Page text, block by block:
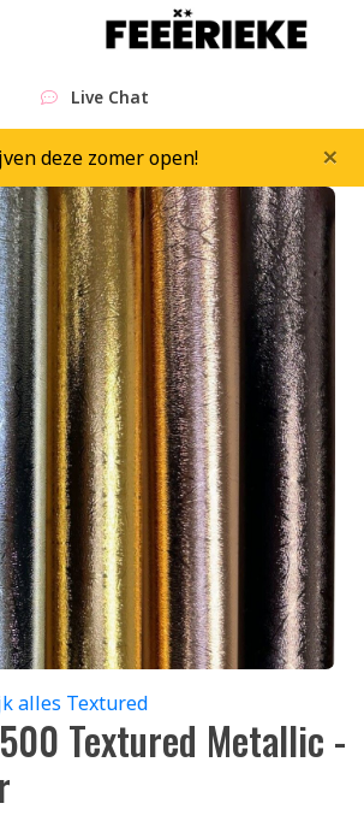
Live Chat
deze zomer open! ×
alles Textured
Textured Metallic -